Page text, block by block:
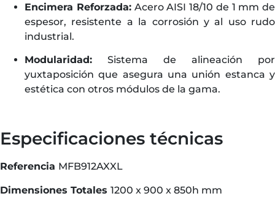
Encimera Reforzada:Acero AISI 18/10 de 1 mm de
espesor, resistente a la corrosión y al uso rudo
industrial.
Modularidad: Sistema de alineación por
yuxtaposición que asegura una unión estanca y
estética con otros módulos de la gama.
Especificaciones técnicas
Referencia MFB912AXXL
Dimensiones Totales 1200 x 900 x 850h mm